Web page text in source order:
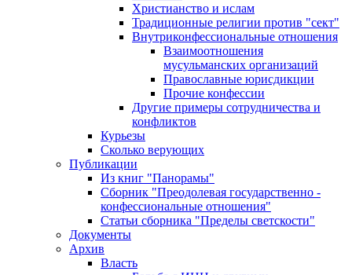
Христианство и ислам
Традиционные религии против "сект"
Внутриконфессиональные отношения
Взаимоотношения
мусульманских организаций
Православные юрисдикции
Прочие конфессии
Другие примеры сотрудничества и
конфликтов
Курьезы
Сколько верующих
Публикации
Из книг "Панорамы"
Сборник "Преодолевая государственно -
конфессиональные отношения"
Статьи сборника "Пределы светскости"
Документы
Архив
Власть